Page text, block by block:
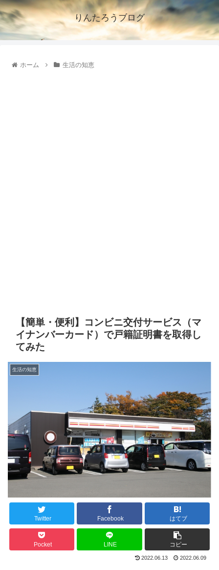
りんたろうブログ
ホーム 生活の知恵
【簡単・便利】コンビニ交付サービス（マ
イナンバーカード）で戸籍証明書を取得し
てみた
生活の知恵
Twitter Facebook はてブ
Pocket LINE コピー
2022.06.13 2022.06.09